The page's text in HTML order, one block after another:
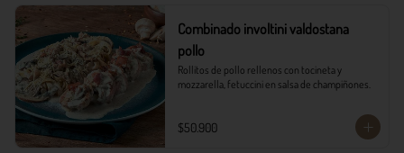
Combinado involtini valdostana
pollo
Rollitos de pollo rellenos con tocineta y
mozzarella, fetuccini en salsa de champiñones.
$50.900